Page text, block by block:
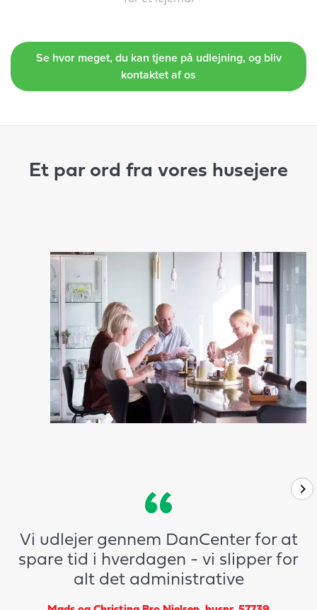
Se hvor meget, du kan tjene på udlejning, og bliv
kontaktet af os
Et par ord fra vores husejere
Vi udlejer gennem DanCenter for at
spare tid i hverdagen - vi slipper for
alt det administrative